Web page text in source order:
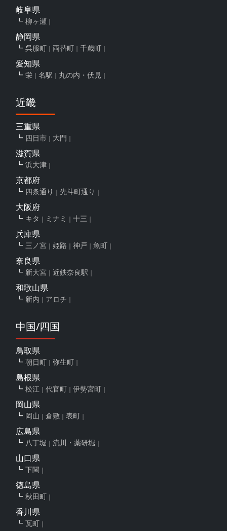
岐阜県
柳ヶ瀬
静岡県
呉服町 両替町 千歳町
愛知県
栄 名駅 丸の内・伏見
近畿
三重県
四日市 大門
滋賀県
浜大津
京都府
四条通り 先斗町通り
大阪府
キタ ミナミ 十三
兵庫県
三ノ宮 姫路 神戸 魚町
奈良県
新大宮 近鉄奈良駅
和歌山県
新内 アロチ
中国/四国
鳥取県
朝日町 弥生町
島根県
松江 代官町 伊勢宮町
岡山県
岡山 倉敷 表町
広島県
八丁堀 流川・薬研堀
山口県
下関
徳島県
秋田町
香川県
瓦町